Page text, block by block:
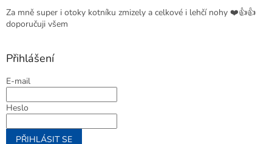
Za mně super i otoky kotníku zmizely a celkové i lehčí nohy ❤️👍👍
doporučuji všem
Přihlášení
E-mail
Heslo
PŘIHLÁSIT SE